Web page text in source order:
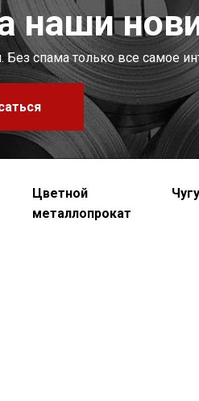
наши
спама только все самое
Цветной
металлопрокат